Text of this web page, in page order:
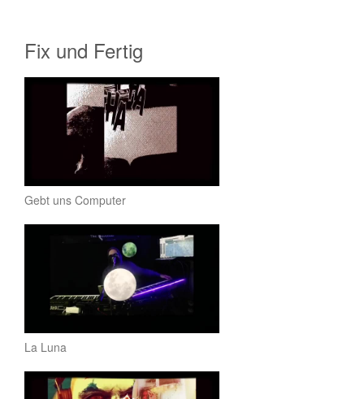
Fix und Fertig
Gebt uns Computer
La Luna